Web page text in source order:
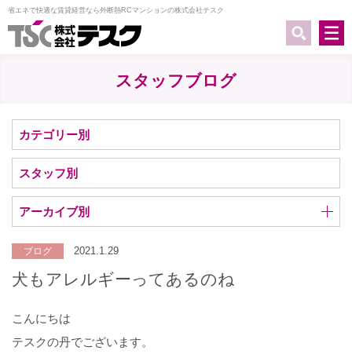
省エネで快適な賃貸経営なら外断熱RCマンションの株式会社テスク
スタッフブログ
カテゴリー別
スタッフ別
アーカイブ別
ブログ 2021.1.29
犬もアレルギーってあるのね
こんにちは
テスクの丹でございます。